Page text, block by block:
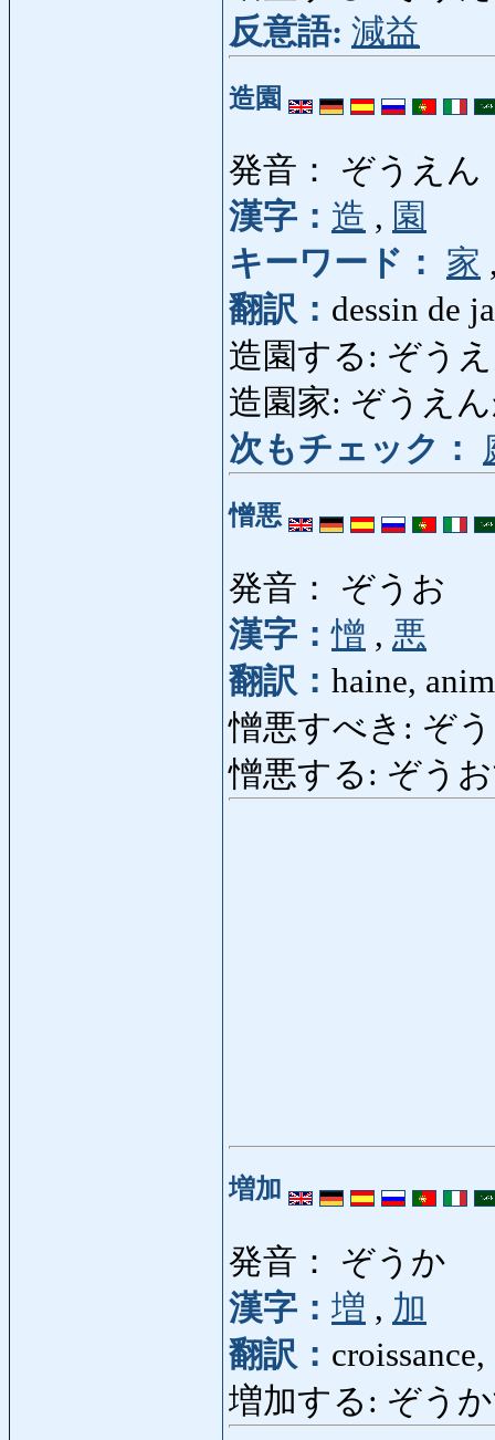
反意語: 減益
造園
発音： ぞうえん
漢字： 造 , 園
キーワード：
家
翻訳： dessin de
造園する: ぞう
造園家: ぞうえ
次もチェック：
憎悪
発音： ぞうお
漢字：憎 , 悪
翻訳： haine,
憎悪すべき: ぞう
憎悪する: ぞうお
増加
発音： ぞうか
漢字： 増 , 加
翻訳：
増加する: ぞうか